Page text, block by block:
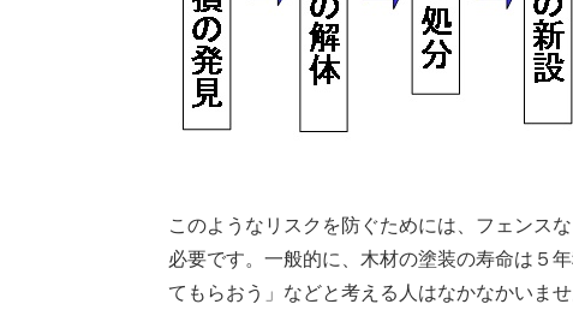
このようなリスクを防ぐためには、フェンス
必要です。一般的に、木材の塗装の寿命は５
てもらおう」などと考える人はなかなかいま